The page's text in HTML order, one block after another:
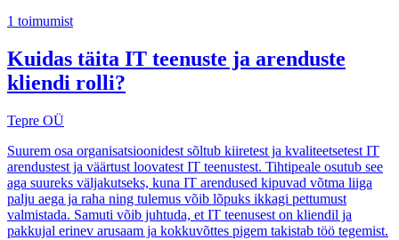
1 toimumist
Kuidas täita IT teenuste ja arenduste
kliendi rolli?
Tepre OÜ
Suurem osa organisatsioonidest sõltub kiiretest ja kvaliteetsetest IT
arendustest ja väärtust loovatest IT teenustest. Tihtipeale osutub see
aga suureks väljakutseks, kuna IT arendused kipuvad võtma liiga
palju aega ja raha ning tulemus võib lõpuks ikkagi pettumust
valmistada. Samuti võib juhtuda, et IT teenusest on kliendil ja
pakkujal erinev arusaam ja kokkuvõttes pigem takistab töö tegemist.